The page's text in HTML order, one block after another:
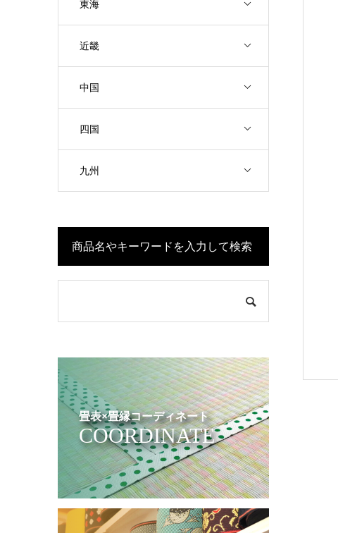
東海
近畿
中国
四国
九州
商品名やキーワードを入力して検索
畳表×畳縁コーディネート
COORDINATE